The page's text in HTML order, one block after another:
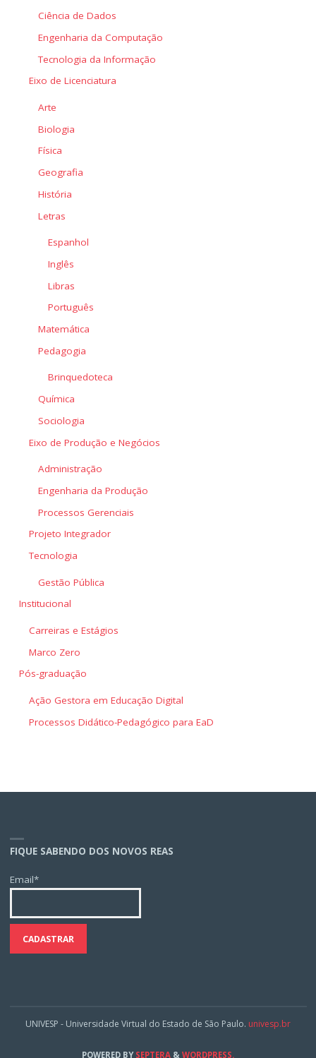
Ciência de Dados
Engenharia da Computação
Tecnologia da Informação
Eixo de Licenciatura
Arte
Biologia
Física
Geografia
História
Letras
Espanhol
Inglês
Libras
Português
Matemática
Pedagogia
Brinquedoteca
Química
Sociologia
Eixo de Produção e Negócios
Administração
Engenharia da Produção
Processos Gerenciais
Projeto Integrador
Tecnologia
Gestão Pública
Institucional
Carreiras e Estágios
Marco Zero
Pós-graduação
Ação Gestora em Educação Digital
Processos Didático-Pedagógico para EaD
FIQUE SABENDO DOS NOVOS REAS
Email*
UNIVESP - Universidade Virtual do Estado de São Paulo. univesp.br
POWERED BYSEPTERA & WORDPRESS.